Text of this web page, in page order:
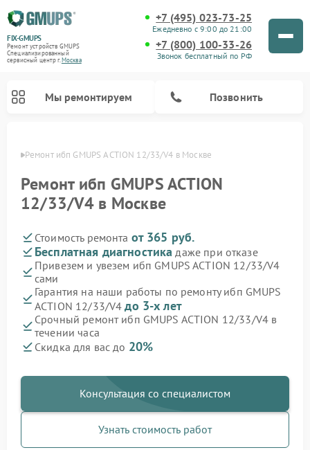
FIX-GMUPS
Ремонт устройств GMUPS
Специализированный
cервисный центр г.Москва
+7 (495) 023-73-25
Ежедневно с 9:00 до 21:00
+7 (800) 100-33-26
Звонок бесплатный по РФ
Мы ремонтируем Позвонить
Ремонт ибп GMUPS ACTION 12/33/V4 в Москве
Ремонт ибп GMUPS ACTION
12/33/V4 в Москве
Стоимость ремонта от 365 руб.
Бесплатная диагностика даже при отказе
Привезем и увезем ибп GMUPS ACTION 12/33/V4
сами
Гарантия на наши работы по ремонту ибп GMUPS
ACTION 12/33/V4до 3-х лет
Срочный ремонт ибп GMUPS ACTION 12/33/V4 в
течении часа
Скидка для вас до 20%
Консультация со специалистом
Узнать стоимость работ